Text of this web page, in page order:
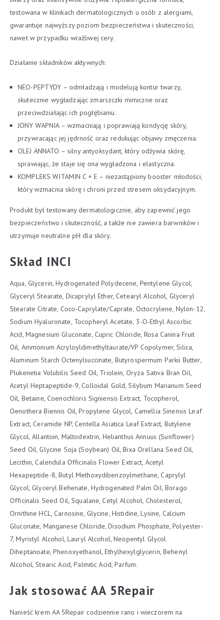
testowana w klinikach dermatologicznych u osób z alergiami,
gwarantuje najwyższy poziom bezpieczeństwa i skuteczności,
nawet w przypadku wrażliwej cery.
Działanie składników aktywnych:
NEO-PEPTYDY – odmładzają i modelują kontur twarzy,
skutecznie wygładzając zmarszczki mimiczne oraz
przeciwdziałając ich pogłębianiu.
JONY WAPNIA – wzmacniają i poprawiają kondycję skóry,
przywracając jej jędrność oraz redukując objawy zmęczenia.
OLEJ ANNATO – silny antyoksydant, który odżywia skórę,
sprawiając, że staje się ona wygładzona i elastyczna.
KOMPLEKS WITAMIN C + E – niezastąpiony booster młodości,
który wzmacnia skórę i chroni przed stresem oksydacyjnym.
Produkt był testowany dermatologicznie, aby zapewnić jego
bezpieczeństwo i skuteczność, a także nie zawiera barwników i
utrzymuje neutralne pH dla skóry.
Skład INCI
Aqua, Glycerin, Hydrogenated Polydecene, Pentylene Glycol,
Glyceryl Stearate, Dicaprylyl Ether, Cetearyl Alcohol, Glyceryl
Stearate Citrate, Coco-Caprylate/Caprate, Octocrylene, Nylon-12,
Sodium Hyaluronate, Tocopheryl Acetate, 3-O-Ethyl Ascorbic
Acid, Magnesium Gluconate, Cupric Chloride, Rosa Canina Fruit
Oil, Ammonium Acryloyldimethyltaurate/VP Copolymer, Silica,
Aluminum Starch Octenylsuccinate, Butyrospermum Parkii Butter,
Plukenetia Volubilis Seed Oil, Triolein, Oryza Sativa Bran Oil,
Acetyl Heptapeptide-9, Colloidal Gold, Silybum Marianum Seed
Oil, Betaine, Coenochloris Signiensis Extract, Tocopherol,
Oenothera Biennis Oil, Propylene Glycol, Camellia Sinensis Leaf
Extract, Ceramide NP, Centella Asiatica Leaf Extract, Butylene
Glycol, Allantoin, Maltodextrin, Helianthus Annuus (Sunflower)
Seed Oil, Glycine Soja (Soybean) Oil, Bixa Orellana Seed Oil,
Lecithin, Calendula Officinalis Flower Extract, Acetyl
Hexapeptide-8, Butyl Methoxydibenzoylmethane, Caprylyl
Glycol, Glyceryl Behenate, Hydrogenated Palm Oil, Borago
Officinalis Seed Oil, Squalane, Cetyl Alcohol, Cholesterol,
Ornithine HCL, Carnosine, Glycine, Histidine, Lysine, Calcium
Gluconate, Manganese Chloride, Disodium Phosphate, Polyester-
7, Myristyl Alcohol, Lauryl Alcohol, Neopentyl Glycol
Diheptanoate, Phenoxyethanol, Ethylhexylglycerin, Behenyl
Alcohol, Stearic Acid, Palmitic Acid, Parfum.
Jak stosować AA 5Repair
Nanieść krem AA 5Repair codziennie rano i wieczorem na